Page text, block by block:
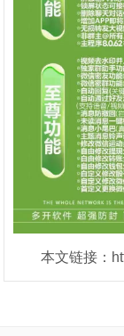
本文链接：